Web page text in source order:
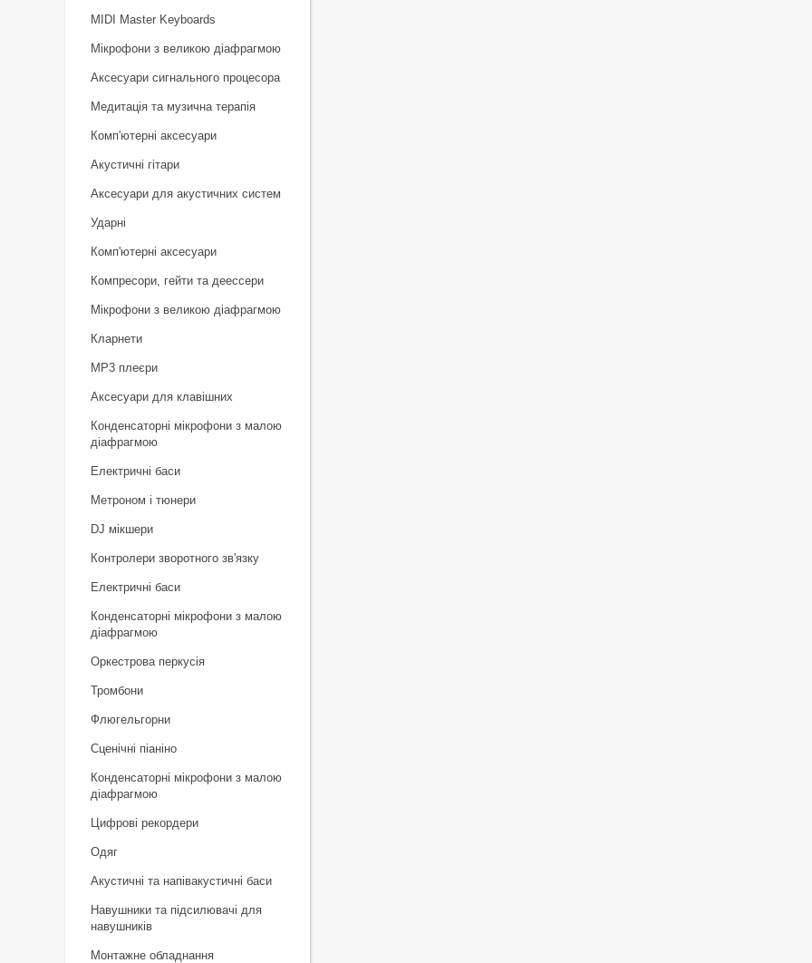
MIDI Master Keyboards
Мікрофони з великою діафрагмою
Аксесуари сигнального процесора
Медитація та музична терапія
Комп'ютерні аксесуари
Акустичні гітари
Аксесуари для акустичних систем
Ударні
Комп'ютерні аксесуари
Компресори, гейти та деессери
Мікрофони з великою діафрагмою
Кларнети
MP3 плеєри
Аксесуари для клавішних
Конденсаторні мікрофони з малою
діафрагмою
Електричні баси
Метроном і тюнери
DJ мікшери
Контролери зворотного зв'язку
Електричні баси
Конденсаторні мікрофони з малою
діафрагмою
Оркестрова перкусія
Тромбони
Флюгельгорни
Сценічні піаніно
Конденсаторні мікрофони з малою
діафрагмою
Цифрові рекордери
Одяг
Акустичні та напівакустичні баси
Навушники та підсилювачі для
навушників
Монтажне обладнання